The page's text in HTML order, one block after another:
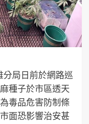
分局日前於網路巡
種子於市區透天
毒品危害防制條
面恐影響治安甚